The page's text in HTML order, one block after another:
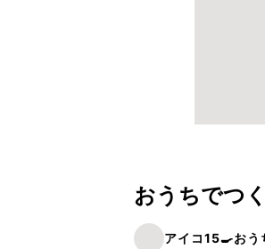
おうちでつ
アイコ15🍳おう